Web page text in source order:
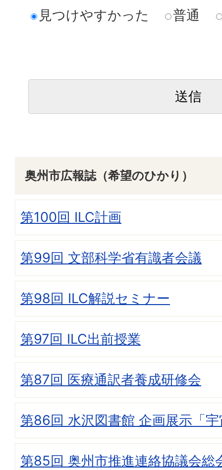
見つけやすかった
普通
奥州市広報誌（希望のひかり）
第100回 ILC計画
第99回 文部科学省有識者会議
第98回 ILC解説セミナー
第97回 ILC出前授業
第87回 医療通訳者養成研修会
第86回 水沢図書館 企画展示「
第85回 奥州市推進連絡協議会総